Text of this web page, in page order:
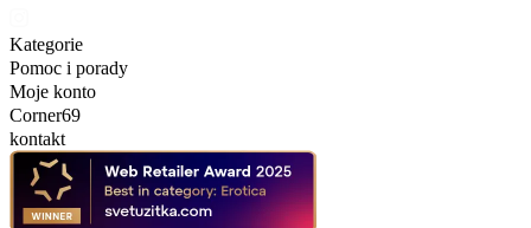
Kategorie
Pomoc i porady
Moje konto
Corner69
kontakt